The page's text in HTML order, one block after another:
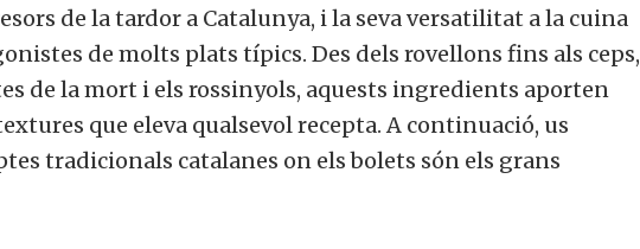
de la tardor a Catalunya, i la seva versatilitat a la cuina
de molts plats típics. Des dels rovellons fins als ceps,
de la mort i els rossinyols, aquests ingredients aporten
que eleva qualsevol recepta. A continuació, us
tradicionals catalanes on els bolets són els grans